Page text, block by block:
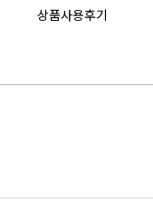
상품사용후기